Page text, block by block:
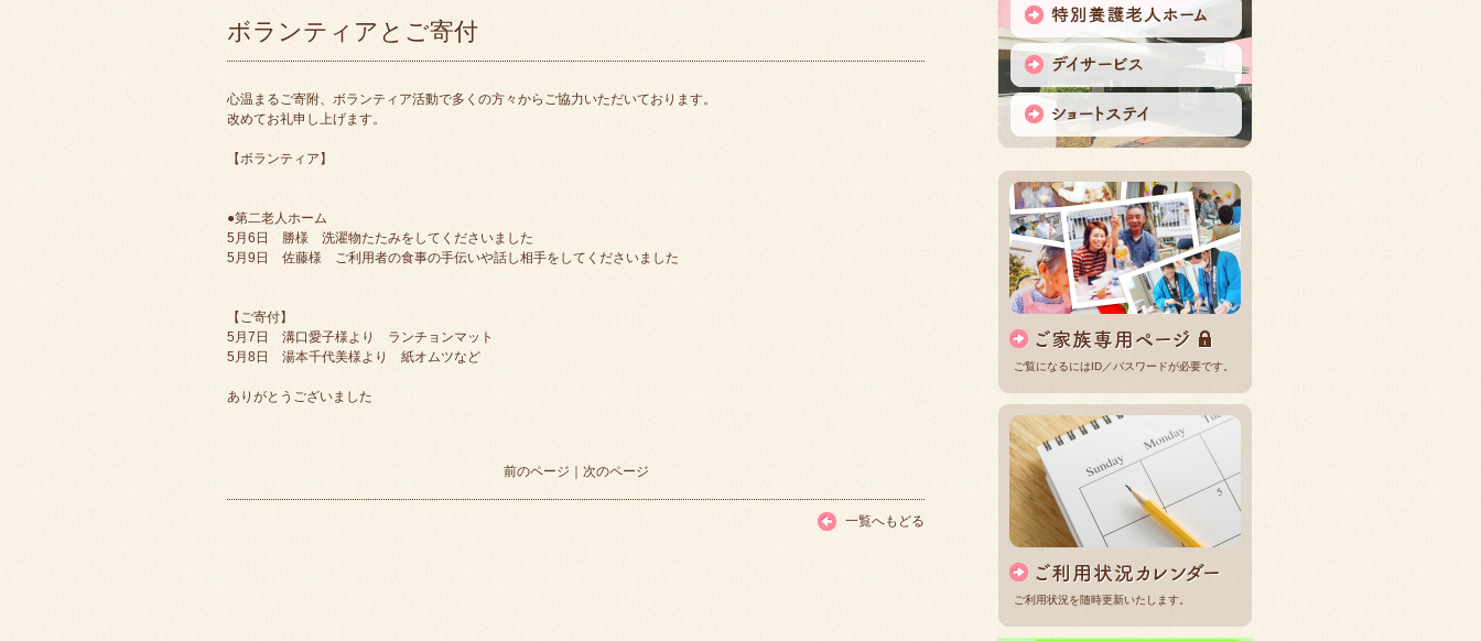
ボランティアとご寄付
心温まるご寄附、ボランティア活動で多くの方々からご協力いただいております。
改めてお礼申し上げます。
【ボランティア】
●第二老人ホーム
5月6日 勝様 洗濯物たたみをしてくださいました
5月9日 佐藤様 ご利用者の食事の手伝いや話し相手をしてくださいました
【ご寄付】
5月7日 溝口愛子様より ランチョンマット
5月8日 湯本千代美様より 紙オムツなど
ありがとうございました
前のページ 次のページ
一覧へもどる
ご覧になるにはID／パスワードが必要です。
ご利用状況を随時更新いたします。